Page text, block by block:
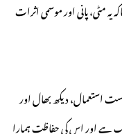
مٹی، پانی اور موسمی اثرات
استعمال، دیکھ بھال اور
ہے اور اس کی حفاظت ہمارا